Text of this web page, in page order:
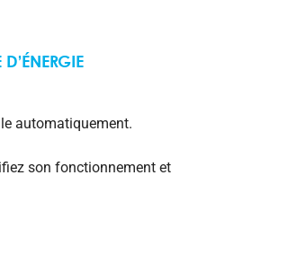
automatiquement.
son fonctionnement et